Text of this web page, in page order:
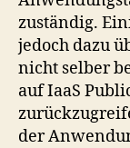
zuständig.
jedoch dazu
nicht selber
auf IaaS
der